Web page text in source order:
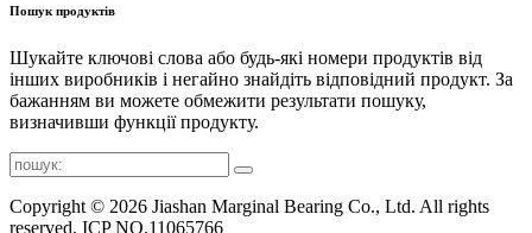
Пошук продуктів
Шукайте ключові слова або будь-які номери продуктів від
інших виробників і негайно знайдіть відповідний продукт. За
бажанням ви можете обмежити результати пошуку,
визначивши функції продукту.
Copyright © 2026 Jiashan Marginal Bearing Co., Ltd. All rights
reserved. ICP NO.11065766